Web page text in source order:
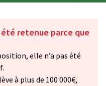
retenue parce que
elle n’a pas été
à plus de 100 000€,